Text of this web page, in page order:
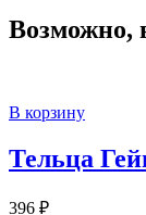
Возможно,
В корзину
Тельца
396 ₽